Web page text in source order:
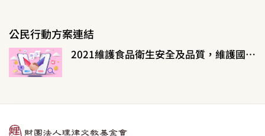
公民行動方案連結
2021維護食品衛生安全及品質，維護國民健康